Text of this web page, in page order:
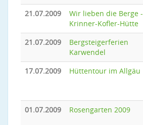
21.07.2009
Wir lieben die Berge -
Krinner-Kofler-Hütte
21.07.2009
Bergsteigerferien
Karwendel
17.07.2009 Hüttentour im Allgäu
01.07.2009 Rosengarten 2009